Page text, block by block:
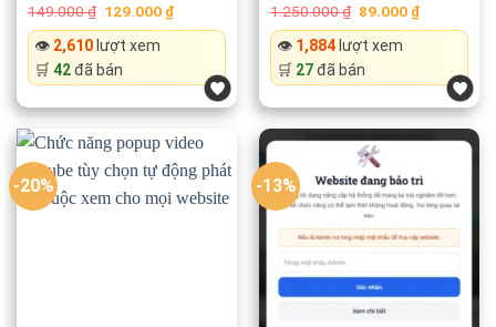
Rated5.00
out of 5
149.000₫ Original
was:
149.000 ₫.
129.000 ₫Current
price
👁️ 2,610lượt xem
🛒 42đã bán
Rated5.00
out of 5
1.250.000₫ Original
was:
1.250.000 ₫.
89.000 ₫Current
price
👁️ 1,884lượt xem
🛒 27đã bán
-20% -13%